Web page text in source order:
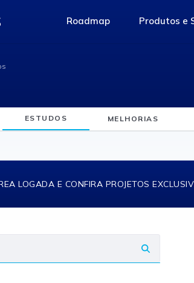
access-the-page
Roadmap Produtos e
ESTUDOS MELHORIAS
LOGADA E CONFIRA PROJETOS